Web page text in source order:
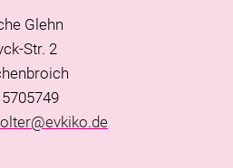
Glehn
Str. 2